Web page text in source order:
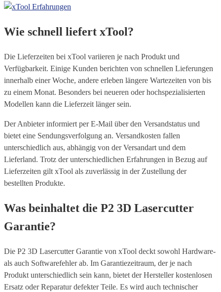
Wie schnell liefert xTool?
Die Lieferzeiten bei xTool variieren je nach Produkt und
Verfügbarkeit. Einige Kunden berichten von schnellen Lieferungen
innerhalb einer Woche, andere erleben längere Wartezeiten von bis
zu einem Monat. Besonders bei neueren oder hochspezialisierten
Modellen kann die Lieferzeit länger sein.
Der Anbieter informiert per E-Mail über den Versandstatus und
bietet eine Sendungsverfolgung an. Versandkosten fallen
unterschiedlich aus, abhängig von der Versandart und dem
Lieferland. Trotz der unterschiedlichen Erfahrungen in Bezug auf
Lieferzeiten gilt xTool als zuverlässig in der Zustellung der
bestellten Produkte.
Was beinhaltet die P2 3D Lasercutter
Garantie?
Die P2 3D Lasercutter Garantie von xTool deckt sowohl Hardware-
als auch Softwarefehler ab. Im Garantiezeitraum, der je nach
Produkt unterschiedlich sein kann, bietet der Hersteller kostenlosen
Ersatz oder Reparatur defekter Teile. Es wird auch technischer